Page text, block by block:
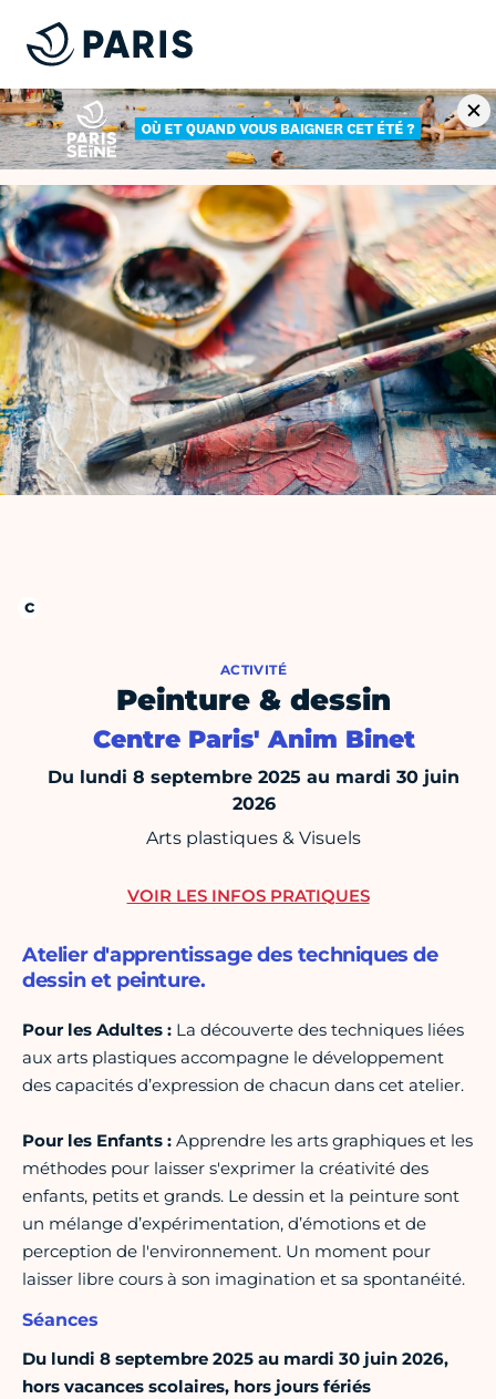
ACTIVITÉ
Peinture & dessin
Centre Paris' Anim Binet
Du lundi 8 septembre 2025 au mardi 30 juin
2026
Arts plastiques & Visuels
Atelier d'apprentissage des techniques de
dessin et peinture.
Pour les Adultes : La découverte des techniques liées
aux arts plastiques accompagne le développement
des capacités d’expression de chacun dans cet atelier.
Pour les Enfants : Apprendre les arts graphiques et les
méthodes pour laisser s'exprimer la créativité des
enfants, petits et grands. Le dessin et la peinture sont
un mélange d’expérimentation, d’émotions et de
perception de l'environnement. Un moment pour
laisser libre cours à son imagination et sa spontanéité.
Séances
Du lundi 8 septembre 2025 au mardi 30 juin 2026,
hors vacances scolaires, hors jours fériés
VOIR LES INFOS PRATIQUES